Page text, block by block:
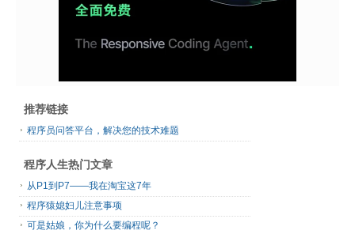
推荐链接
程序员问答平台，解决您的技术难题
程序人生热门文章
从P1到P7——我在淘宝这7年
程序猿媳妇儿注意事项
可是姑娘，你为什么要编程呢？